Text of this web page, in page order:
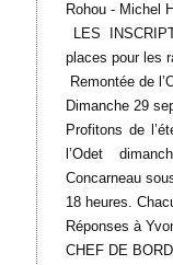
Rohou - Michel
LES
places pour les
Remontée de
Dimanche 29
Profitons de
l’Odet
Concarneau
18 heures.
Réponses à
CHEF DE